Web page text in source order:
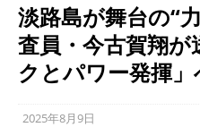
淡路島が舞台の“
査員・今古賀翔
クとパワー発揮
2025年8月9日